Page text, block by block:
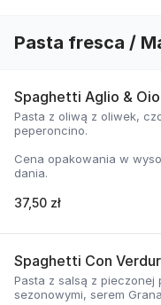
Pasta fresca /
Spaghetti Aglio &
Pasta z oliwą z oliwek,
peperoncino.
Cena opakowania w
dania.
37,50 zł
Spaghetti Con
Pasta z salsą z pieczonej
sezonowymi, serem